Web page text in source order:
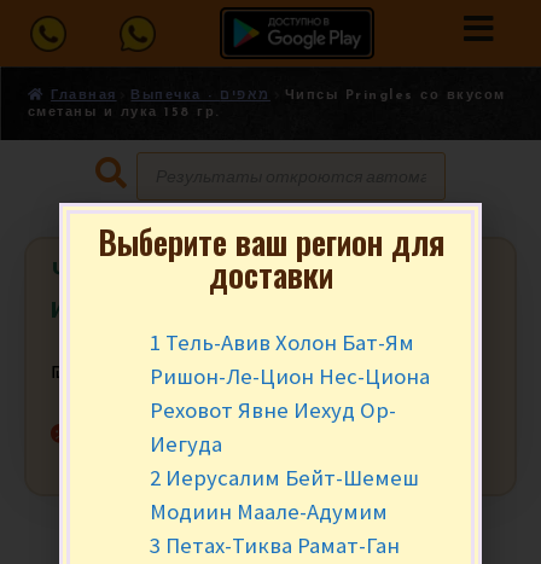
Главная Выпечка - מאפים
Чипсы Pringles со вкусом
сметаны и лука 158 гр.
Чипсы Pringles со вкусом сметаны
и лука 158 гр.
₪ за уп.
Нет в наличии
Выберите ваш регион для
доставки
1 Тель-Авив Холон Бат-Ям
Ришон-Ле-Цион Нес-Циона
Реховот Явне Иехуд Ор-
Иегуда
2 Иерусалим Бейт-Шемеш
Модиин Маале-Адумим
3 Петах-Тиква Рамат-Ган